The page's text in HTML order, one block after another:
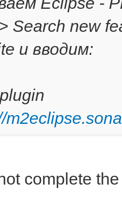
Search new
и вводим:
complete